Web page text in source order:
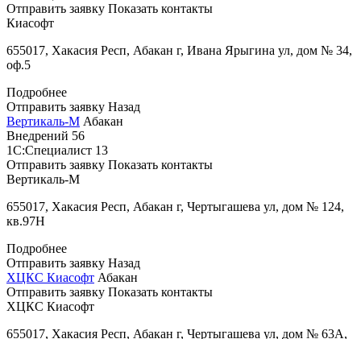
Отправить заявку Показать контакты
Киасофт
655017, Хакасия Респ, Абакан г, Ивана Ярыгина ул, дом № 34,
оф.5
Подробнее
Отправить заявку Назад
Вертикаль-М Абакан
Внедрений 56
1С:Специалист 13
Отправить заявку Показать контакты
Вертикаль-М
655017, Хакасия Респ, Абакан г, Чертыгашева ул, дом № 124,
кв.97Н
Подробнее
Отправить заявку Назад
ХЦКС Киасофт Абакан
Отправить заявку Показать контакты
ХЦКС Киасофт
655017, Хакасия Респ, Абакан г, Чертыгашева ул, дом № 63А,